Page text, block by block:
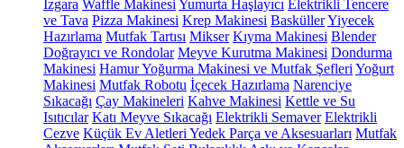
Izgara Waffle Makinesi Yumurta Haşlayıcı Elektrikli Tencere
ve Tava Pizza Makinesi Krep Makinesi BasküllerYiyecek
Hazırlama Mutfak Tartısı Mikser Kıyma Makinesi Blender
Doğrayıcı ve Rondolar Meyve Kurutma Makinesi Dondurma
Makinesi Hamur Yoğurma Makinesi ve Mutfak Şefleri Yoğurt
Makinesi Mutfak Robotu İçecek Hazırlama Narenciye
Sıkacağı Çay Makineleri Kahve Makinesi Kettle ve Su
Isıtıcılar Katı Meyve Sıkacağı Elektrikli Semaver Elektrikli
Cezve Küçük Ev Aletleri Yedek Parça ve Aksesuarları Mutfak